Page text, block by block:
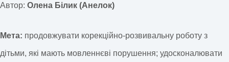
Автор: Олена Білик (Анелок)
Мета: продовжувати корекційно-розвивальну роботу з
дітьми, які мають мовленнєві порушення; удосконалювати